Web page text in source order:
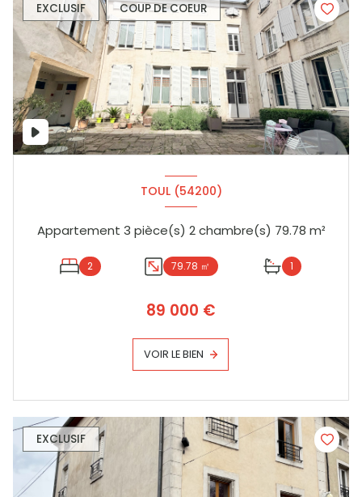
EXCLUSIF COUP DE COEUR
TOUL (54200)
Appartement 3 pièce(s) 2 chambre(s) 79.78 m²
2 79.78 ㎡ 1
89 000 €
VOIR LE BIEN
EXCLUSIF